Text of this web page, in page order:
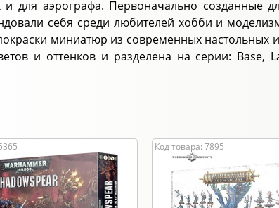
и для аэрографа. Первоначально созданные
себя среди любителей хобби и
миниатюр из современных настольных
и оттенков и разделена на серии: Base,
Код товара: 7895